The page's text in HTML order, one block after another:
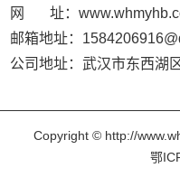
网 址：
邮箱地址：
公司地址：武汉市东西湖
Copyright © http://
鄂